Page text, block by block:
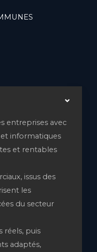
entreprises avec
informatiques
et rentables
issus des
les
du secteur
réels, puis
adaptés,